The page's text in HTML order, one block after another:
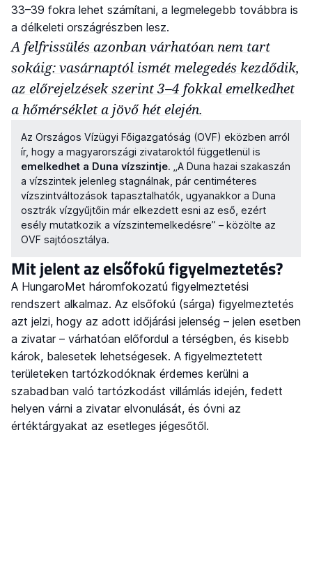
33–39 fokra lehet számítani, a legmelegebb továbbra is
a délkeleti országrészben lesz.
A felfrissülés azonban várhatóan nem tart
sokáig: vasárnaptól ismét melegedés kezdődik,
az előrejelzések szerint 3–4 fokkal emelkedhet
a hőmérséklet a jövő hét elején.
Az Országos Vízügyi Főigazgatóság (OVF) eközben arról
ír, hogy a magyarországi zivataroktól függetlenül is
emelkedhet a Duna vízszintje. „A Duna hazai szakaszán
a vízszintek jelenleg stagnálnak, pár centiméteres
vízszintváltozások tapasztalhatók, ugyanakkor a Duna
osztrák vízgyűjtőin már elkezdett esni az eső, ezért
esély mutatkozik a vízszintemelkedésre” – közölte az
OVF sajtóosztálya.
Mit jelent az elsőfokú figyelmeztetés?
A HungaroMet háromfokozatú figyelmeztetési
rendszert alkalmaz. Az elsőfokú (sárga) figyelmeztetés
azt jelzi, hogy az adott időjárási jelenség – jelen esetben
a zivatar – várhatóan előfordul a térségben, és kisebb
károk, balesetek lehetségesek. A figyelmeztetett
területeken tartózkodóknak érdemes kerülni a
szabadban való tartózkodást villámlás idején, fedett
helyen várni a zivatar elvonulását, és óvni az
értéktárgyakat az esetleges jégesőtől.